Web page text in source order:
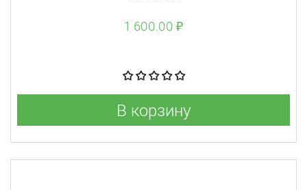
1 600.00 ₽
В корзину